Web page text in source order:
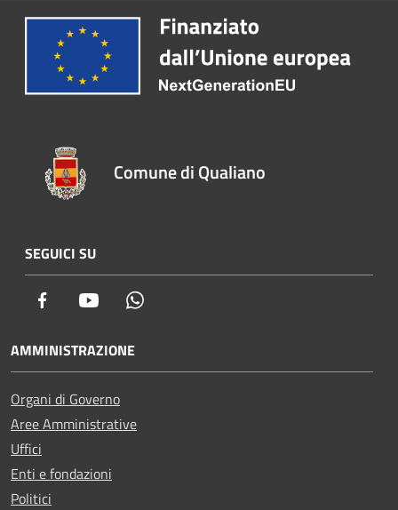
Comune di Qualiano
SEGUICI SU
Facebook Youtube
AMMINISTRAZIONE
Organi di Governo
Aree Amministrative
Uffici
Enti e fondazioni
Politici